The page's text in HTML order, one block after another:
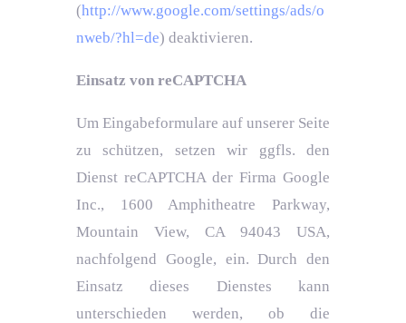
(http://www.google.com/settings/ads/o
nweb/?hl=de) deaktivieren.
Einsatz von reCAPTCHA
Um Eingabeformulare auf unserer Seite
zu schützen, setzen wir ggfls. den
Dienst reCAPTCHA der Firma Google
Inc., 1600 Amphitheatre Parkway,
Mountain View, CA 94043 USA,
nachfolgend Google, ein. Durch den
Einsatz dieses Dienstes kann
unterschieden werden, ob die